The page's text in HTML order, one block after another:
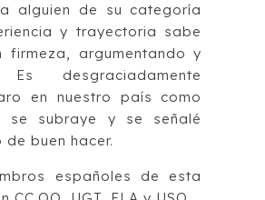
alguien de su categoría
y trayectoria sabe
firmeza, argumentando y
Es desgraciadamente
en nuestro país como
se subraye y se señalé
buen hacer.
españoles de esta